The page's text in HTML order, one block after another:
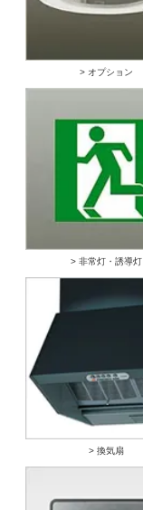
> オプション
> 非常灯・誘導灯
> 換気扇